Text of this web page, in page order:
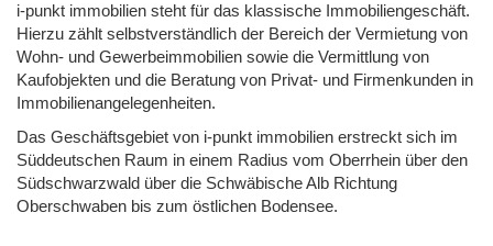
i-punkt immobilien steht für das klassische Immobiliengeschäft.
Hierzu zählt selbstverständlich der Bereich der Vermietung von
Wohn- und Gewerbeimmobilien sowie die Vermittlung von
Kaufobjekten und die Beratung von Privat- und Firmenkunden in
Immobilienangelegenheiten.
Das Geschäftsgebiet von i-punkt immobilien erstreckt sich im
Süddeutschen Raum in einem Radius vom Oberrhein über den
Südschwarzwald über die Schwäbische Alb Richtung
Oberschwaben bis zum östlichen Bodensee.